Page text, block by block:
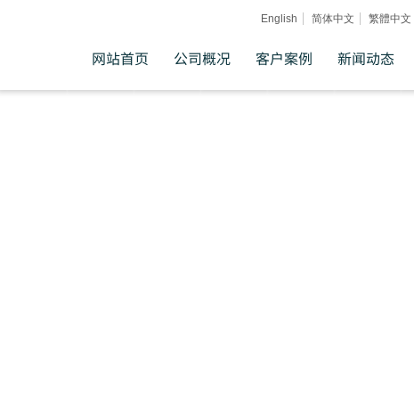
网站首页 公司概况 客户案例 新闻动态
English 简体中文 繁體中文